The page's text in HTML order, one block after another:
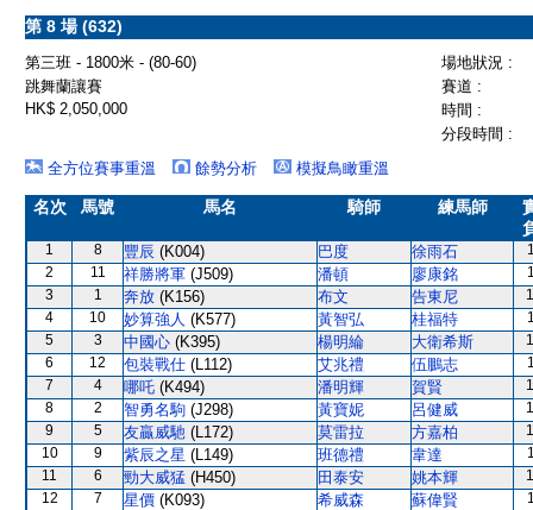
第 8 場 (632)
第三班 - 1800米 - (80-60)
場地狀況 :
跳舞蘭讓賽
賽道 :
HK$ 2,050,000
時間 :
分段時間 :
全方位賽事重溫
餘勢分析 模擬鳥瞰重溫
名次 馬號 馬名 騎師 練馬師
1 8 豐辰 (K004) 巴度 徐雨石
2
11 祥勝將軍 (J509) 潘頓 廖康銘
3
1 奔放 (K156) 布文 告東尼
4
10 妙算強人 (K577) 黃智弘 桂福特
5
3 中國心 (K395) 楊明綸 大衛希斯
6
12 包裝戰仕 (L112) 艾兆禮 伍鵬志
7
4 哪吒 (K494) 潘明輝 賀賢
8
2 智勇名駒 (J298) 黃寶妮 呂健威
9
5 友贏威馳 (L172) 莫雷拉 方嘉柏
10
9 紫辰之星 (L149) 班德禮 韋達
11
6 勁大威猛 (H450) 田泰安 姚本輝
12
7 星價 (K093) 希威森 蘇偉賢